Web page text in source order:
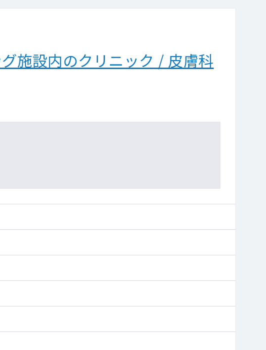
施設内のクリニック / 皮膚科